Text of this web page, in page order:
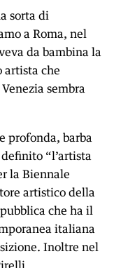
sorta di
a Roma, nel
da bambina la
artista che
sembra
profonda, barba
“l’artista
la Biennale
artistico della
che ha il
italiana
Inoltre nel